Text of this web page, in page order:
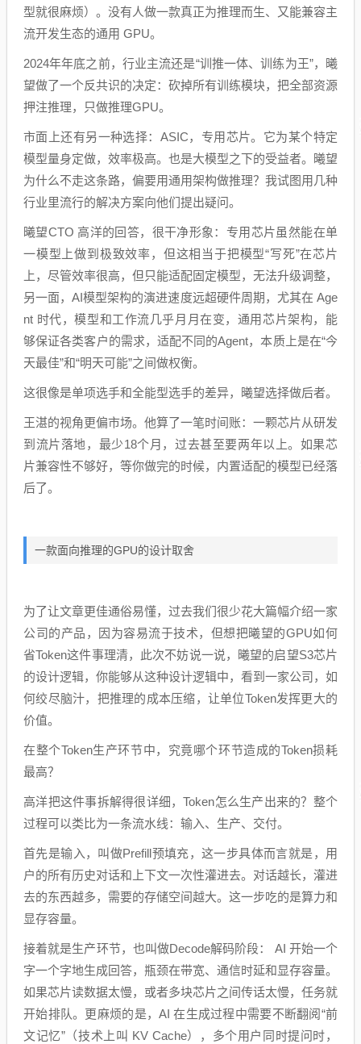
型就很麻烦）。没有人做一款真正为推理而生、又能兼容主
流开发生态的通用 GPU。
2024年年底之前，行业主流还是“训推一体、训练为王”，曦
望做了一个反共识的决定：砍掉所有训练模块，把全部资源
押注推理，只做推理GPU。
市面上还有另一种选择：ASIC，专用芯片。它为某个特定
模型量身定做，效率极高。也是大模型之下的受益者。曦望
为什么不走这条路，偏要用通用架构做推理？我试图用几种
行业里流行的解决方案向他们提出疑问。
曦望CTO 高洋的回答，很干净形象：专用芯片虽然能在单
一模型上做到极致效率，但这相当于把模型“写死”在芯片
上，尽管效率很高，但只能适配固定模型，无法升级调整，
另一面，AI模型架构的演进速度远超硬件周期，尤其在 Age
nt 时代，模型和工作流几乎月月在变，通用芯片架构，能
够保证各类客户的需求，适配不同的Agent，本质上是在“今
天最佳”和“明天可能”之间做权衡。
这很像是单项选手和全能型选手的差异，曦望选择做后者。
王湛的视角更偏市场。他算了一笔时间账：一颗芯片从研发
到流片落地，最少18个月，过去甚至要两年以上。如果芯
片兼容性不够好，等你做完的时候，内置适配的模型已经落
后了。
一款面向推理的GPU的设计取舍
为了让文章更佳通俗易懂，过去我们很少花大篇幅介绍一家
公司的产品，因为容易流于技术，但想把曦望的GPU如何
省Token这件事理清，此次不妨说一说，曦望的启望S3芯片
的设计逻辑，你能够从这种设计逻辑中，看到一家公司，如
何绞尽脑汁，把推理的成本压缩，让单位Token发挥更大的
价值。
在整个Token生产环节中，究竟哪个环节造成的Token损耗
最高？
高洋把这件事拆解得很详细，Token怎么生产出来的？整个
过程可以类比为一条流水线：输入、生产、交付。
首先是输入，叫做Prefill预填充，这一步具体而言就是，用
户的所有历史对话和上下文一次性灌进去。对话越长，灌进
去的东西越多，需要的存储空间越大。这一步吃的是算力和
显存容量。
接着就是生产环节，也叫做Decode解码阶段： AI 开始一个
字一个字地生成回答，瓶颈在带宽、通信时延和显存容量。
如果芯片读数据太慢，或者多块芯片之间传话太慢，任务就
开始排队。更麻烦的是，AI 在生成过程中需要不断翻阅“前
文记忆”（技术上叫 KV Cache），多个用户同时提问时，